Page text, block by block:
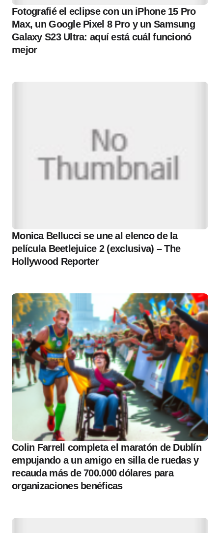
Fotografié el eclipse con un iPhone 15 Pro
Max, un Google Pixel 8 Pro y un Samsung
Galaxy S23 Ultra: aquí está cuál funcionó
mejor
Monica Bellucci se une al elenco de la
película Beetlejuice 2 (exclusiva) – The
Hollywood Reporter
Colin Farrell completa el maratón de Dublín
empujando a un amigo en silla de ruedas y
recauda más de 700.000 dólares para
organizaciones benéficas